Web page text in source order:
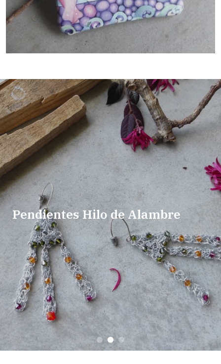
Pendientes Hilo de Alambre